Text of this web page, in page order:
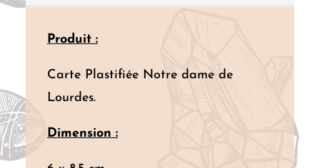
Produit :
Carte Plastifiée Notre dame de
Lourdes.
Dimension :